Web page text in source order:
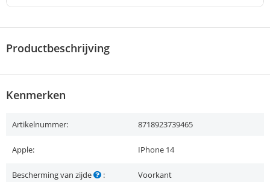
Productbeschrijving
Kenmerken
Artikelnummer: 8718923739465
Apple: IPhone 14
Bescherming van zijde : Voorkant